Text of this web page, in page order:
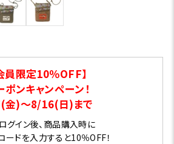
員限定10％OFF】
ポンキャンペーン！
金)～8/16(日)まで
グイン後、商品購入時に
ードを入力すると10％OFF！